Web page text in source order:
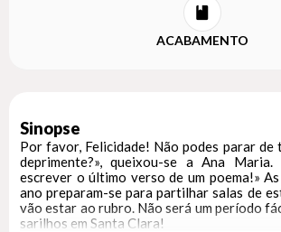
ACABAMENTO
Sinopse
Por favor, Felicidade! Não podes parar de
deprimente?», queixou-se a Ana
escrever o último verso de um poema!»
ano preparam-se para partilhar salas de
vão estar ao rubro. Não será um período
sarilhos em Santa Clara!